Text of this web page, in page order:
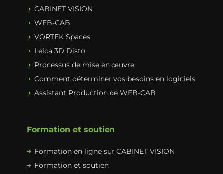
CABINET VISION
WEB-CAB
VORTEK Spaces
Leica 3D Disto
Processus de mise en œuvre
Comment déterminer vos besoins en logiciels
Assistant Production de WEB-CAB
Formation et soutien
Formation en ligne sur CABINET VISION
Formation et soutien